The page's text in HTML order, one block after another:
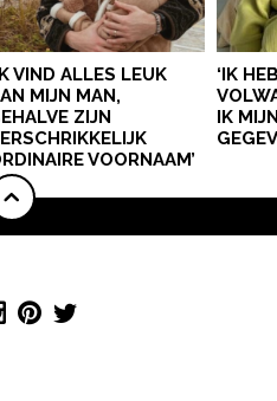
VIND ALLES LEUK
MIJN MAN,
ZIJN
VOORNAAM’
‘IK
IK